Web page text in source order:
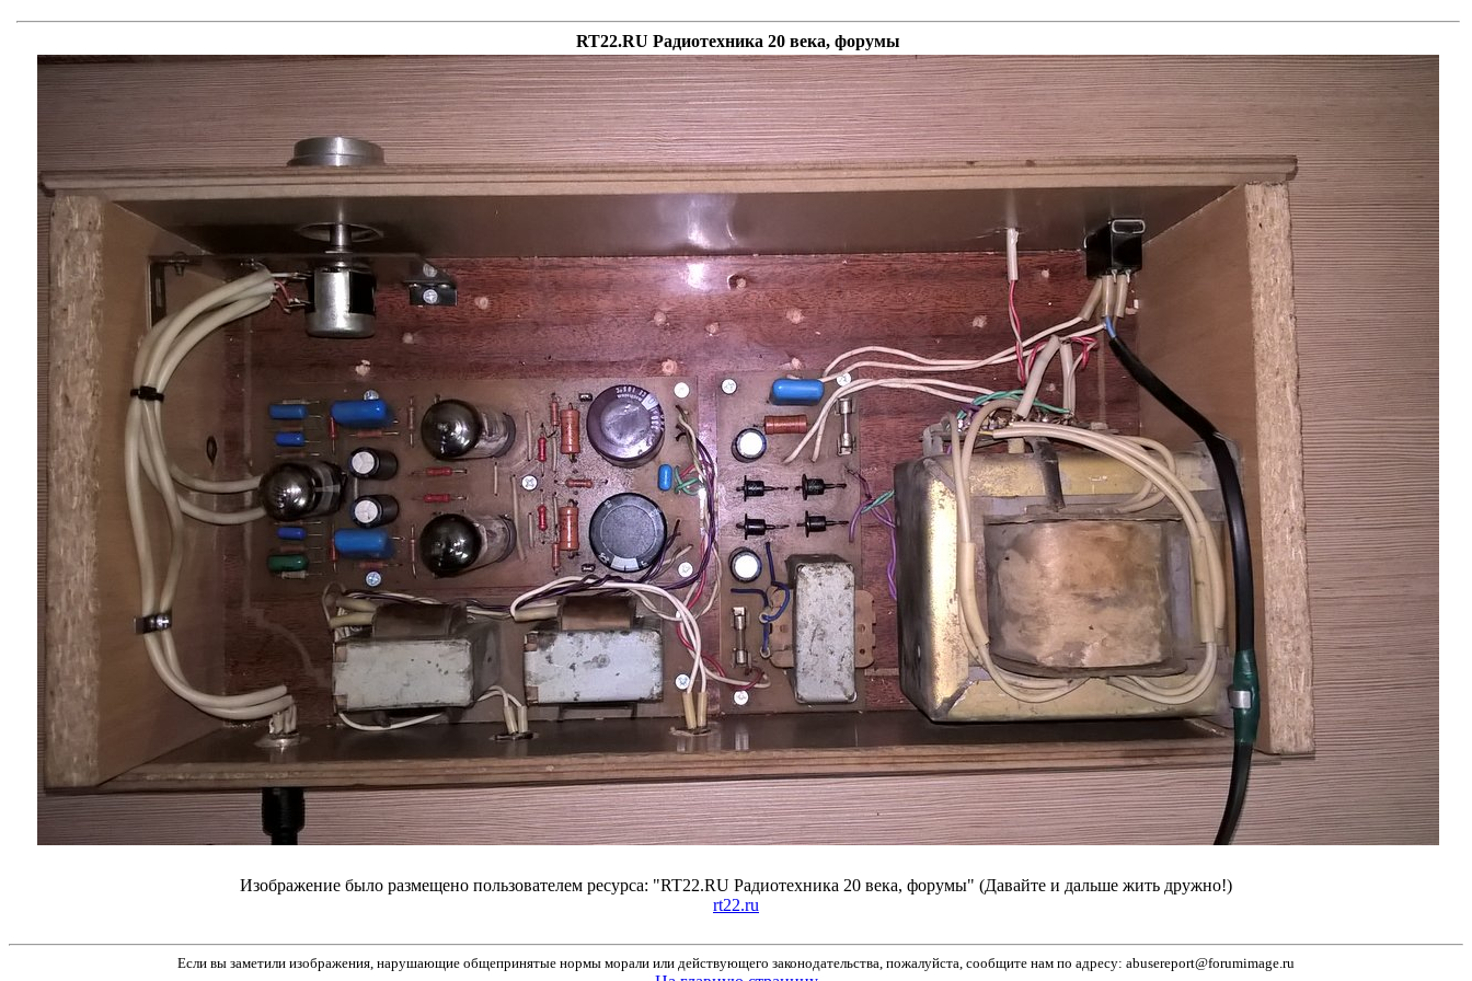
RT22.RU Радиотехника 20 века, форумы
Изображение было размещено пользователем ресурса: "RT22.RU Радиотехника 20 века, форумы" (Давайте и дальше жить дружно!)
rt22.ru
Если вы заметили изображения, нарушающие общепринятые нормы морали или действующего законодательства, пожалуйста, сообщите нам по адресу: abusereport@forumimage.ru